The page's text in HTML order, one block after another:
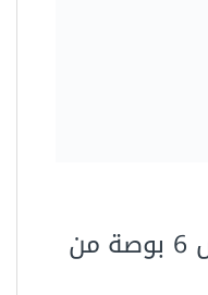
بنسة بوز طويل مقاس 6 بوصة من